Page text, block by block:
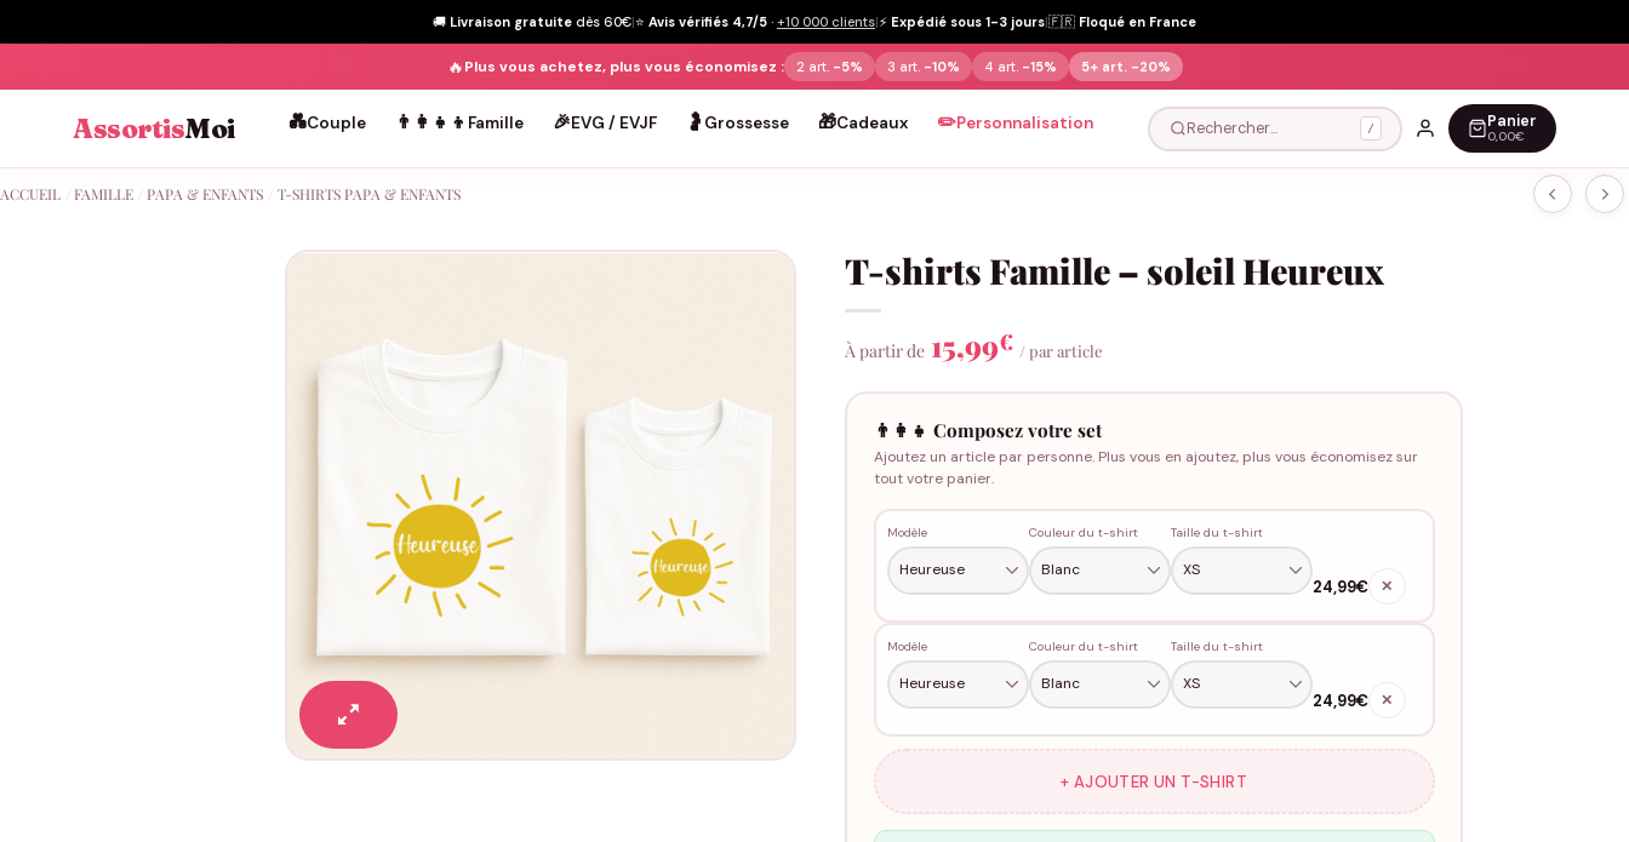
🚚 Livraison gratuite dès 60€|⭐ Avis vérifiés 4,7/5 · +10 000 clients|⚡ Expédié sous 1-3 jours|🇫🇷 Floqué en France
🔥Plus vous achetez, plus vous économisez : 2 art. -5% 3 art. -10% 4 art. -15% 5+ art. -20%
AssortisMoi 💑Couple 👨‍👩‍👧‍👦 Famille 🎉EVG / EVJF 🤰 Grossesse 🎁Cadeaux ✏️Personnalisation Rechercher… / Panier
0,00€
ACCUEIL FAMILLE PAPA & ENFANTS T-SHIRTS PAPA & ENFANTS
T-shirts Famille – soleil Heureux
À partir de 15,99€ / par article
👨‍👩‍👧 Composez votre set
Ajoutez un article par personne. Plus vous en ajoutez, plus vous économisez sur
tout votre panier.
Modèle Couleur du t-shirt Taille du t-shirt
24,99€ ✕
Modèle Couleur du t-shirt Taille du t-shirt
24,99€ ✕
+ AJOUTER UN T-SHIRT